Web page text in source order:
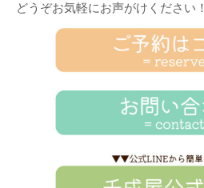
どうぞお気軽にお声がけください！